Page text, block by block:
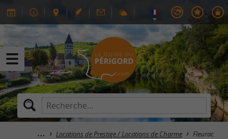
Locations de Prestige / Locations de Charme Fleurac